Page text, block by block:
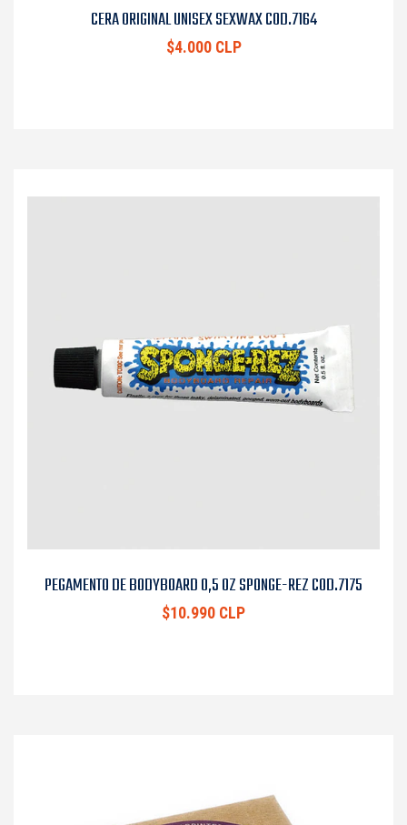
CERA ORIGINAL UNISEX SEXWAX COD.7164
$4.000 CLP
PEGAMENTO DE BODYBOARD 0,5 OZ SPONGE-REZ COD.7175
$10.990 CLP